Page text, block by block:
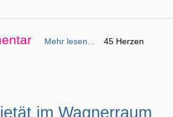
Mehr lesen... 45 Herzen
im Wagnerraum